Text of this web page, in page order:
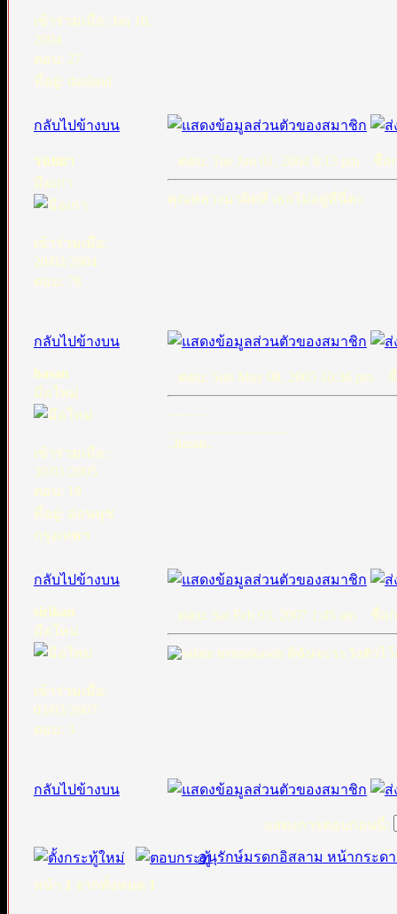
เข้าร่วมเมื่อ: Jan 10,
2004
ตอบ: 27
ที่อยู่: thailand
กลับไปข้างบน
รอยยา
มือเก่า
เข้าร่วมเมื่อ:
20/02/2004
ตอบ: 78
ตอบ: Tue Jun 01, 2004 8:13 pm ชื่อ
คุณหลวงมาผิดที่ เธอไม่อยู่ที่นี่คะ
กลับไปข้างบน
hasan
มือใหม่
เข้าร่วมเมื่อ:
30/01/2005
ตอบ: 19
ที่อยู่: อ่อนนุช
กรุงเทพฯ
ตอบ: Sun May 08, 2005 10:36 pm ชื่
...........
..hasan..
กลับไปข้างบน
sirikan
มือใหม่
เข้าร่วมเมื่อ:
03/02/2007
ตอบ: 3
ตอบ: Sat Feb 03, 2007 1:45 am ชื่อ
terimakaseh ดิฉันจะระวังตัวไ
กลับไปข้างบน
แสดงการตอบก่อนนี้:
อนุรักษ์มรดกอิสลาม หน้ากระด
หน้า 1 จากทั้งหมด 1